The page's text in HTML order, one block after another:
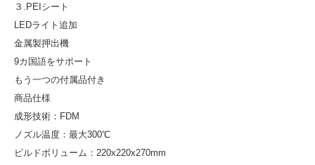
３.PEIシート
LEDライト追加
金属製押出機
9カ国語をサポート
もう一つの付属品付き
商品仕様
成形技術：FDM
ノズル温度：最大300℃
ビルドボリューム：220x220x270mm